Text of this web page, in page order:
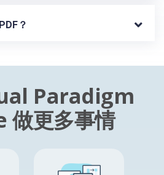
？
Paradigm
做更多事情